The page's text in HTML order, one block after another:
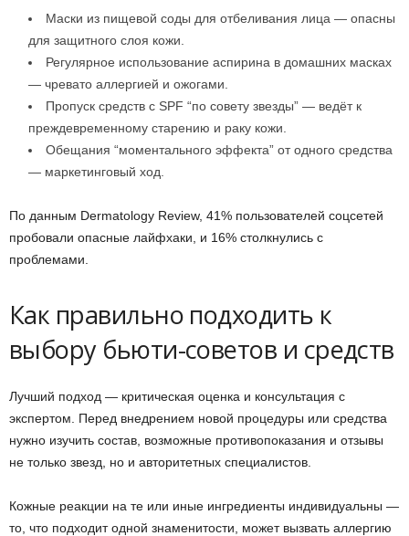
Маски из пищевой соды для отбеливания лица — опасны
для защитного слоя кожи.
Регулярное использование аспирина в домашних масках
— чревато аллергией и ожогами.
Пропуск средств с SPF “по совету звезды” — ведёт к
преждевременному старению и раку кожи.
Обещания “моментального эффекта” от одного средства
— маркетинговый ход.
По данным Dermatology Review, 41% пользователей соцсетей
пробовали опасные лайфхаки, и 16% столкнулись с
проблемами.
Как правильно подходить к
выбору бьюти-советов и средств
Лучший подход — критическая оценка и консультация с
экспертом. Перед внедрением новой процедуры или средства
нужно изучить состав, возможные противопоказания и отзывы
не только звезд, но и авторитетных специалистов.
Кожные реакции на те или иные ингредиенты индивидуальны —
то, что подходит одной знаменитости, может вызвать аллергию